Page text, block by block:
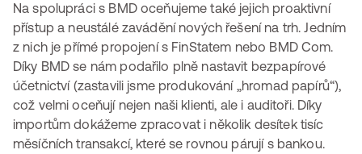
Na spolupráci s BMD oceňujeme také jejich proaktivní
přístup a neustálé zavádění nových řešení na trh. Jedním
z nich je přímé propojení s FinStatem nebo BMD Com.
Díky BMD se nám podařilo plně nastavit bezpapírové
účetnictví (zastavili jsme produkování „hromad papírů“),
což velmi oceňují nejen naši klienti, ale i auditoři. Díky
importům dokážeme zpracovat i několik desítek tisíc
měsíčních transakcí, které se rovnou párují s bankou.